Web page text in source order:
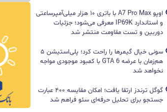
اوپو A7 Pro Max با باتری ۱۰ هزار میلی‌آمپرساعتی
و استاندارد IP69K معرفی می‌شود؛ جزئیات
دوربین و تست مقاومت منتشر شد
سونی خیال گیمرها را راحت کرد؛ پلی‌استیشن ۵
هم‌زمان با عرضه GTA 6 با کمبود موجودی مواجه
نخواهد شد
گوگل ترندز ارتقا یافت؛ امکان مقایسه ۴۰۰ عبارت
جستجو برای تحلیل حرفه‌ای سئو فراهم شد